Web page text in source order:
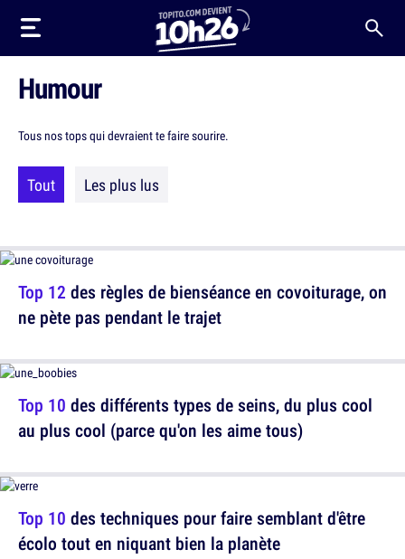
Humour
Tous nos tops qui devraient te faire sourire.
Tout Les plus lus
Top 12 des règles de bienséance en covoiturage, on
ne pète pas pendant le trajet
Top 10 des techniques pour faire semblant d'être
écolo tout en niquant bien la planète
Top 10 des différents types de seins, du plus cool
au plus cool (parce qu'on les aime tous)